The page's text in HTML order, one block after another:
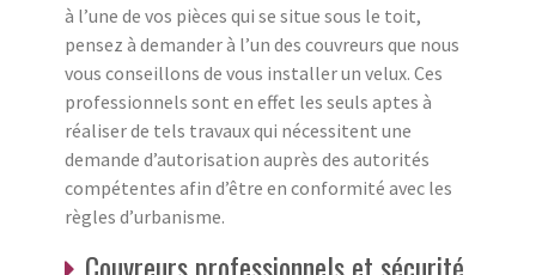
à l’une de vos pièces qui se situe sous le toit,
pensez à demander à l’un des couvreurs que nous
vous conseillons de vous installer un velux. Ces
professionnels sont en effet les seuls aptes à
réaliser de tels travaux qui nécessitent une
demande d’autorisation auprès des autorités
compétentes afin d’être en conformité avec les
règles d’urbanisme.
Couvreurs professionnels et sécurité